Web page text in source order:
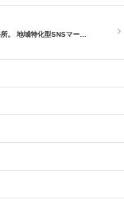
。 地域特化型SNSマー…